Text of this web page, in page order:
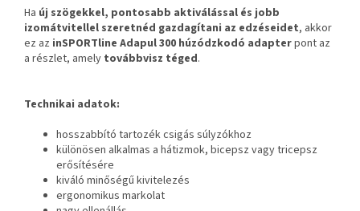
Ha új szögekkel, pontosabb aktiválással és jobb
izomátvitellel szeretnéd gazdagítani az edzéseidet, akkor
ez az inSPORTline Adapul 300 húzódzkodó adapterpont az
a részlet, amely továbbvisz téged.
Technikai adatok:
hosszabbító tartozék csigás súlyzókhoz
különösen alkalmas a hátizmok, bicepsz vagy tricepsz
erősítésére
kiváló minőségű kivitelezés
ergonomikus markolat